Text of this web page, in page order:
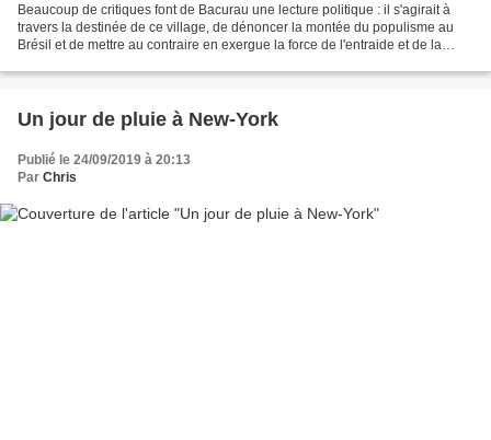
Beaucoup de critiques font de Bacurau une lecture politique : il s'agirait à
travers la destinée de ce village, de dénoncer la montée du populisme au
Brésil et de mettre au contraire en exergue la force de l'entraide et de la
Un jour de pluie à New-York
Publié le 24/09/2019 à 20:13
Par Chris